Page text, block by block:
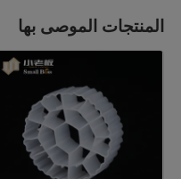
المنتجات الموصى بها